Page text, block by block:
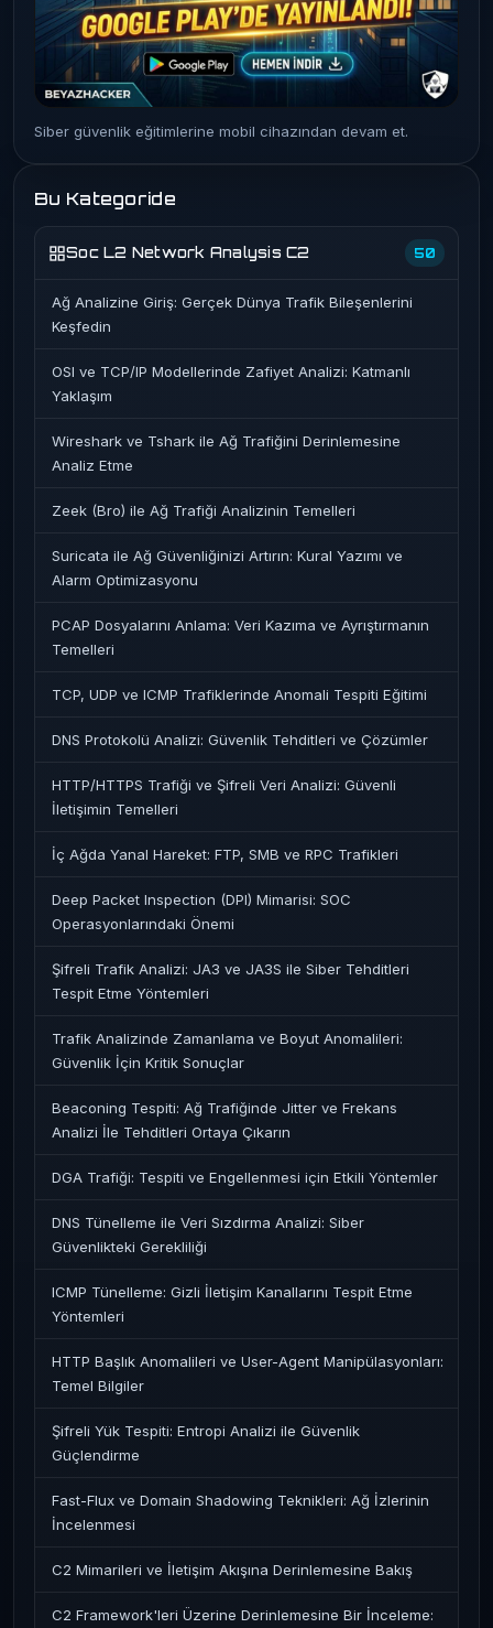
Siber güvenlik eğitimlerine mobil cihazından devam et.
Bu Kategoride
Soc L2 Network Analysis C2 50
Ağ Analizine Giriş: Gerçek Dünya Trafik Bileşenlerini
Keşfedin
OSI ve TCP/IP Modellerinde Zafiyet Analizi: Katmanlı
Yaklaşım
Wireshark ve Tshark ile Ağ Trafiğini Derinlemesine
Analiz Etme
Zeek (Bro) ile Ağ Trafiği Analizinin Temelleri
Suricata ile Ağ Güvenliğinizi Artırın: Kural Yazımı ve
Alarm Optimizasyonu
PCAP Dosyalarını Anlama: Veri Kazıma ve Ayrıştırmanın
Temelleri
TCP, UDP ve ICMP Trafiklerinde Anomali Tespiti Eğitimi
DNS Protokolü Analizi: Güvenlik Tehditleri ve Çözümler
HTTP/HTTPS Trafiği ve Şifreli Veri Analizi: Güvenli
İletişimin Temelleri
İç Ağda Yanal Hareket: FTP, SMB ve RPC Trafikleri
Deep Packet Inspection (DPI) Mimarisi: SOC
Operasyonlarındaki Önemi
Şifreli Trafik Analizi: JA3 ve JA3S ile Siber Tehditleri
Tespit Etme Yöntemleri
Trafik Analizinde Zamanlama ve Boyut Anomalileri:
Güvenlik İçin Kritik Sonuçlar
Beaconing Tespiti: Ağ Trafiğinde Jitter ve Frekans
Analizi İle Tehditleri Ortaya Çıkarın
DGA Trafiği: Tespiti ve Engellenmesi için Etkili Yöntemler
DNS Tünelleme ile Veri Sızdırma Analizi: Siber
Güvenlikteki Gerekliliği
ICMP Tünelleme: Gizli İletişim Kanallarını Tespit Etme
Yöntemleri
HTTP Başlık Anomalileri ve User-Agent Manipülasyonları:
Temel Bilgiler
Şifreli Yük Tespiti: Entropi Analizi ile Güvenlik
Güçlendirme
Fast-Flux ve Domain Shadowing Teknikleri: Ağ İzlerinin
İncelenmesi
C2 Mimarileri ve İletişim Akışına Derinlemesine Bakış
C2 Framework'leri Üzerine Derinlemesine Bir İnceleme: